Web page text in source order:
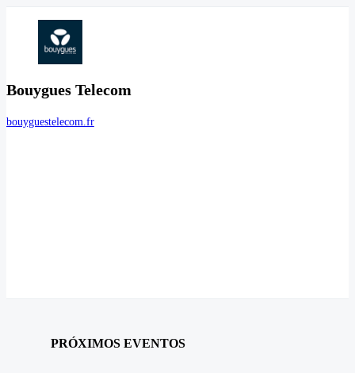
Bouygues Telecom
bouyguestelecom.fr
PRÓXIMOS EVENTOS